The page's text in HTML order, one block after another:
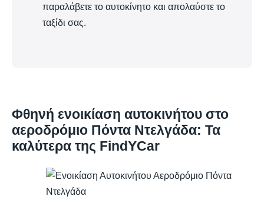
παραλάβετε το αυτοκίνητο και απολαύστε το
ταξίδι σας.
Φθηνή ενοικίαση αυτοκινήτου στο
αεροδρόμιο Πόντα Ντελγάδα: Τα
καλύτερα της FindYCar